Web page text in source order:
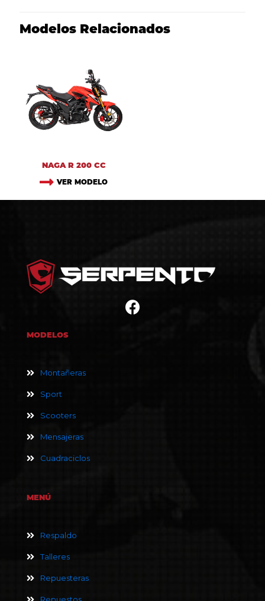
Modelos Relacionados
NAGA R 200 CC
VER MODELO
MODELOS
Montañeras
Sport
Scooters
Mensajeras
Cuadraciclos
MENÚ
Respaldo
Talleres
Repuesteras